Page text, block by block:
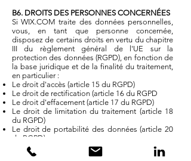
B6. DROITS DES PERSONNES CONCERNÉES
Si WIX.COM traite des données personnelles,
vous, en tant que personne concernée,
disposez de certains droits en vertu du chapitre
III du règlement général de l'UE sur la
protection des données (RGPD), en fonction de
la base juridique et de la finalité du traitement,
en particulier :
Le droit d'accès (article 15 du RGPD)
Le droit de rectification (article 16 du RGPD
Le droit d'effacement (article 17 du RGPD)
Le droit de limitation du traitement (article 18
du RGPD)
Le droit de portabilité des données (article 20
du RGPD)
Le droit d'opposition (article 21 du RGPD)
Si les données personnelles sont traitées avec